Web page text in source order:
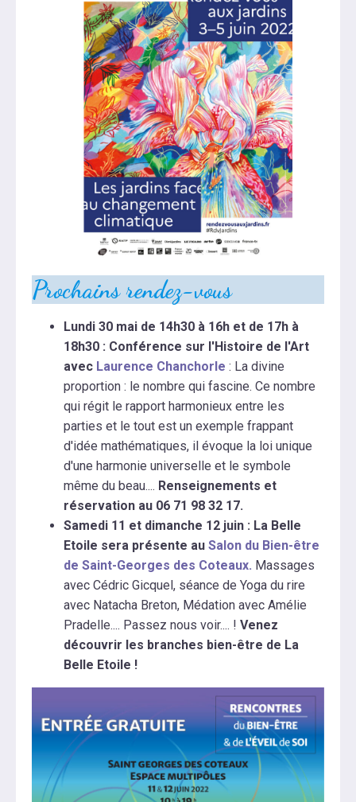
Prochains rendez-vous
Lundi 30 mai de 14h30 à 16h et de 17h à
18h30 : Conférence sur l'Histoire de l'Art
avec Laurence Chanchorle : La divine
proportion : le nombre qui fascine. Ce nombre
qui régit le rapport harmonieux entre les
parties et le tout est un exemple frappant
d'idée mathématiques, il évoque la loi unique
d'une harmonie universelle et le symbole
même du beau.... Renseignements et
réservation au 06 71 98 32 17.
Samedi 11 et dimanche 12 juin : La Belle
Etoile sera présente au Salon du Bien-être
de Saint-Georges des Coteaux. Massages
avec Cédric Gicquel, séance de Yoga du rire
avec Natacha Breton, Médation avec Amélie
Pradelle.... Passez nous voir.... ! Venez
découvrir les branches bien-être de La
Belle Etoile !